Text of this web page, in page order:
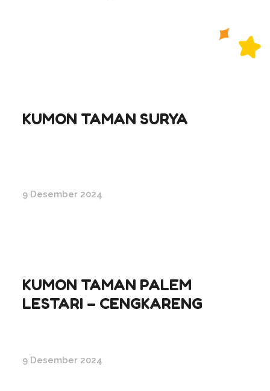
KUMON TAMAN SURYA
9 Desember 2024
KUMON TAMAN PALEM
LESTARI – CENGKARENG
9 Desember 2024